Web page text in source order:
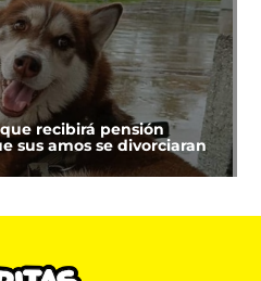
recibirá pensión
sus amos se divorciaran